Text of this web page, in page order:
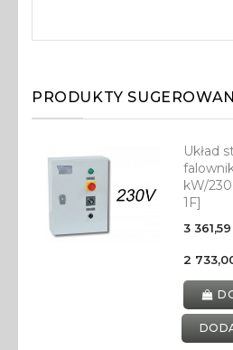
PRODUKTY
Układ
kW/
1F]
3 361,59
2